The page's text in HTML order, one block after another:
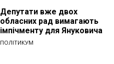
Депутати вже двох
обласних рад вимагають
імпічменту для Януковича
ПОЛІТИКУМ